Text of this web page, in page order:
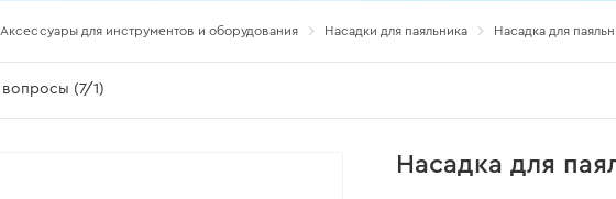
Аксессуары для инструментов и оборудования Насадки для паяльника Насадка для
(7/1)
Насадка для